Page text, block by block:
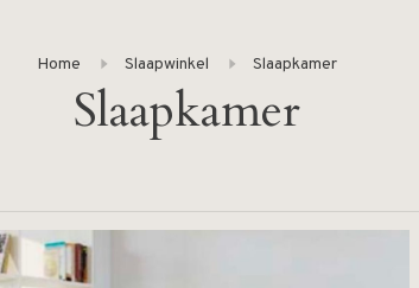
Home Slaapwinkel Slaapkamer
Slaapkamer